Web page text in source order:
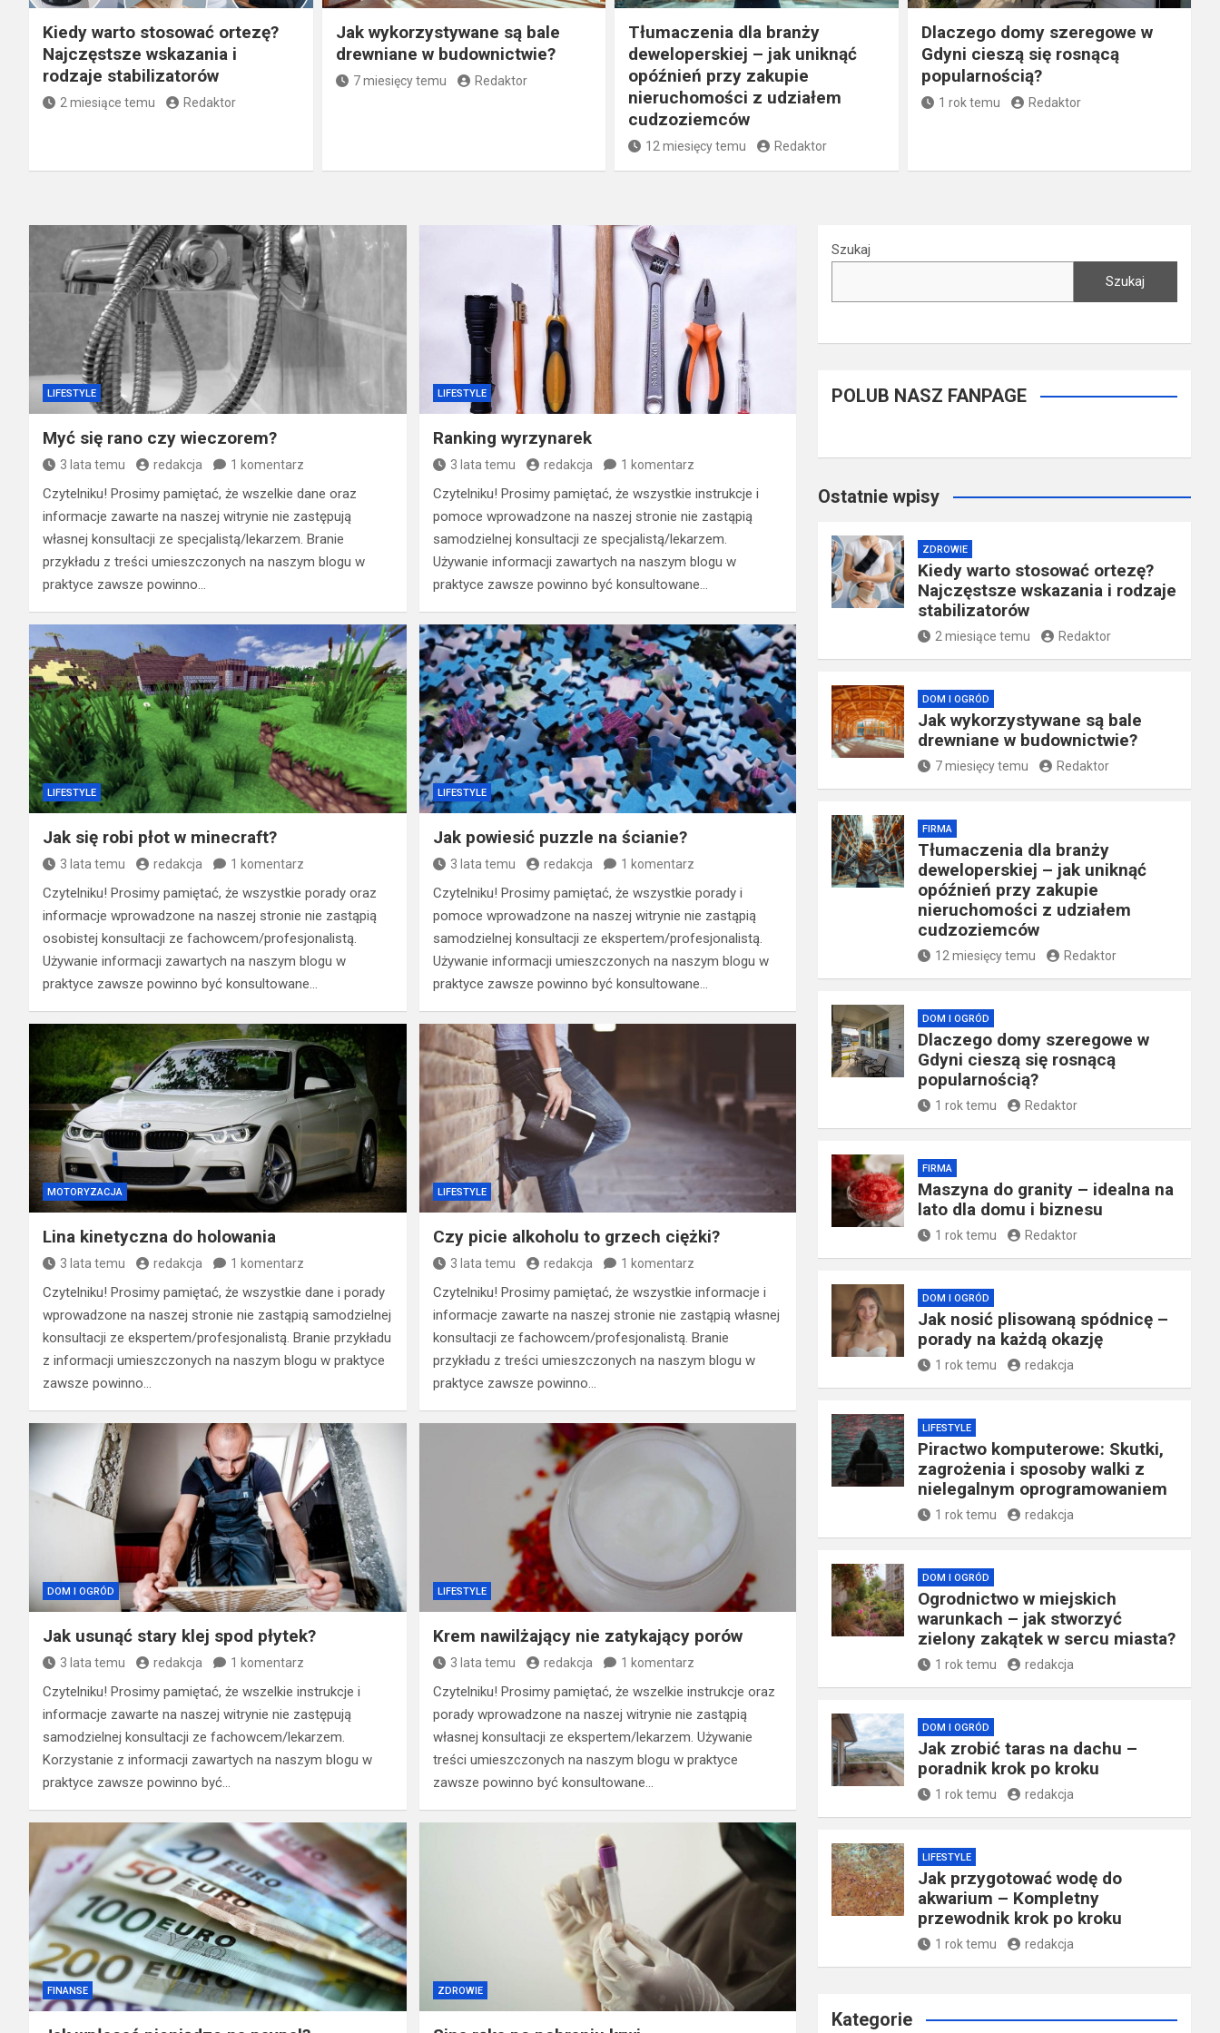
Kiedy warto stosować ortezę?
Najczęstsze wskazania i
rodzaje stabilizatorów
2 miesiące temu Redaktor
Jak wykorzystywane są bale
drewniane w budownictwie?
7 miesięcy temu Redaktor
Tłumaczenia dla branży
deweloperskiej – jak uniknąć
opóźnień przy zakupie
nieruchomości z udziałem
cudzoziemców
12 miesięcy temu Redaktor
Dlaczego domy szeregowe w
Gdyni cieszą się rosnącą
popularnością?
1 rok temu Redaktor
LIFESTYLE
Myć się rano czy wieczorem?
3 lata temu redakcja 1 komentarz
Czytelniku! Prosimy pamiętać, że wszelkie dane oraz
informacje zawarte na naszej witrynie nie zastępują
własnej konsultacji ze specjalistą/lekarzem. Branie
przykładu z treści umieszczonych na naszym blogu w
praktyce zawsze powinno…
LIFESTYLE
Ranking wyrzynarek
3 lata temu redakcja 1 komentarz
Czytelniku! Prosimy pamiętać, że wszystkie instrukcje i
pomoce wprowadzone na naszej stronie nie zastąpią
samodzielnej konsultacji ze specjalistą/lekarzem.
Używanie informacji zawartych na naszym blogu w
praktyce zawsze powinno być konsultowane…
LIFESTYLE
Jak się robi płot w minecraft?
3 lata temu redakcja 1 komentarz
Czytelniku! Prosimy pamiętać, że wszystkie porady oraz
informacje wprowadzone na naszej stronie nie zastąpią
osobistej konsultacji ze fachowcem/profesjonalistą.
Używanie informacji zawartych na naszym blogu w
praktyce zawsze powinno być konsultowane…
LIFESTYLE
Jak powiesić puzzle na ścianie?
3 lata temu redakcja 1 komentarz
Czytelniku! Prosimy pamiętać, że wszystkie porady i
pomoce wprowadzone na naszej witrynie nie zastąpią
samodzielnej konsultacji ze ekspertem/profesjonalistą.
Używanie informacji umieszczonych na naszym blogu w
praktyce zawsze powinno być konsultowane…
MOTORYZACJA
Lina kinetyczna do holowania
3 lata temu redakcja 1 komentarz
Czytelniku! Prosimy pamiętać, że wszystkie dane i porady
wprowadzone na naszej stronie nie zastąpią samodzielnej
konsultacji ze ekspertem/profesjonalistą. Branie przykładu
z informacji umieszczonych na naszym blogu w praktyce
zawsze powinno…
LIFESTYLE
Czy picie alkoholu to grzech ciężki?
3 lata temu redakcja 1 komentarz
Czytelniku! Prosimy pamiętać, że wszystkie informacje i
informacje zawarte na naszej stronie nie zastąpią własnej
konsultacji ze fachowcem/profesjonalistą. Branie
przykładu z treści umieszczonych na naszym blogu w
praktyce zawsze powinno…
DOM I OGRÓD
Jak usunąć stary klej spod płytek?
3 lata temu redakcja 1 komentarz
Czytelniku! Prosimy pamiętać, że wszelkie instrukcje i
informacje zawarte na naszej witrynie nie zastępują
samodzielnej konsultacji ze fachowcem/lekarzem.
Korzystanie z informacji zawartych na naszym blogu w
praktyce zawsze powinno być…
LIFESTYLE
Krem nawilżający nie zatykający porów
3 lata temu redakcja 1 komentarz
Czytelniku! Prosimy pamiętać, że wszelkie instrukcje oraz
porady wprowadzone na naszej witrynie nie zastąpią
własnej konsultacji ze ekspertem/lekarzem. Używanie
treści umieszczonych na naszym blogu w praktyce
zawsze powinno być konsultowane…
FINANSE ZDROWIE
Szukaj
Szukaj
POLUB NASZ FANPAGE
Ostatnie wpisy
ZDROWIE
Kiedy warto stosować ortezę?
Najczęstsze wskazania i rodzaje
stabilizatorów
2 miesiące temu Redaktor
DOM I OGRÓD
Jak wykorzystywane są bale
drewniane w budownictwie?
7 miesięcy temu Redaktor
FIRMA
Tłumaczenia dla branży
deweloperskiej – jak uniknąć
opóźnień przy zakupie
nieruchomości z udziałem
cudzoziemców
12 miesięcy temu Redaktor
DOM I OGRÓD
Dlaczego domy szeregowe w
Gdyni cieszą się rosnącą
popularnością?
1 rok temu Redaktor
FIRMA
​Maszyna do granity – idealna na
lato dla domu i biznesu
1 rok temu Redaktor
DOM I OGRÓD
Jak nosić plisowaną spódnicę –
porady na każdą okazję
1 rok temu redakcja
LIFESTYLE
Piractwo komputerowe: Skutki,
zagrożenia i sposoby walki z
nielegalnym oprogramowaniem
1 rok temu redakcja
DOM I OGRÓD
Ogrodnictwo w miejskich
warunkach – jak stworzyć
zielony zakątek w sercu miasta?
1 rok temu redakcja
DOM I OGRÓD
Jak zrobić taras na dachu –
poradnik krok po kroku
1 rok temu redakcja
LIFESTYLE
Jak przygotować wodę do
akwarium – Kompletny
przewodnik krok po kroku
1 rok temu redakcja
Kategorie